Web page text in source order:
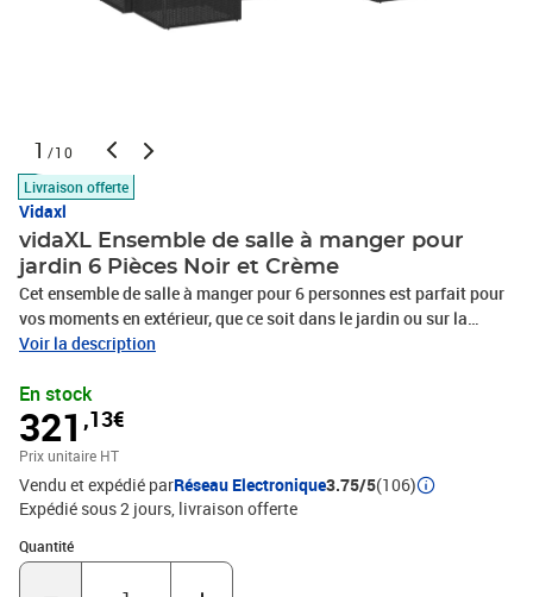
1 /10
Livraison offerte
Vidaxl
vidaXL Ensemble de salle à manger pour
jardin 6 Pièces Noir et Crème
Cet ensemble de salle à manger pour 6 personnes est parfait pour
vos moments en extérieur, que ce soit dans le jardin ou sur la
terrasse. Avec son design moderne et sa facilité d'utilisation, il est
esthétique sans sacrifier la durabilité. Idéal pour un repas d'été ou
un barbecue en famille, il crée une ambiance chaleureuse pour
toutes les occasions. Matériaux : Cet ensemble de salle à manger
est en poly rotin de haute qualité, parfait pour le mobilier
d'extérieur ! Le poly rotin est connu pour sa résistance aux
intempéries et sa bonne tenue dans le temps. Avec son cadre en
acier recouvert de poudre, c'est fait pour durer et résister aux
éléments ! Composants inclus : L'ensemble comprend deux sièges
Voir la description
En stock
321 ,13€
Prix unitaire HT
Vendu et expédié parRéseau Electronique3.75/5(106)
Expédié sous 2 jours livraison offerte
Quantité
Quantité : 1